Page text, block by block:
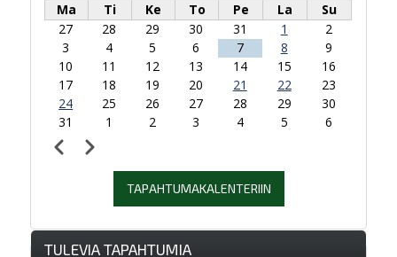
Ma Ti Ke To Pe La
Su
27
28 29 30 31 1
2
3
4 5 6 7 8
9
10
11 12 13 14 15
16
17
18 19 20 21 22
23
24
25 26 27 28 29
30
31
1 2 3 4 5
6
Sivutus
EdellinenSeuraava
TAPAHTUMAKALENTERIIN
TULEVIA TAPAHTUMIA